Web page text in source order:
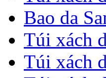
Bao da
Túi xách
Túi xách